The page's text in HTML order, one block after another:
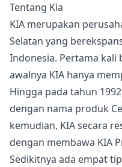
Tentang Kia
KIA merupakan
Selatan yang
Indonesia. Pertama kali
awalnya KIA hanya
Hingga pada tahun
dengan nama produk
kemudian, KIA secara
dengan membawa KIA
Sedikitnya ada empat